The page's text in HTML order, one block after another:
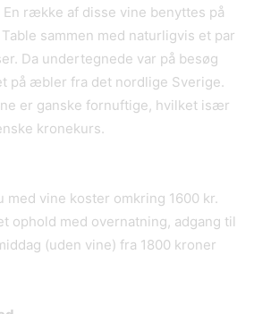
En række af disse vine benyttes på
sammen med naturligvis et par
Da undertegnede var på besøg
på æbler fra det nordlige Sverige.
er ganske fornuftige, hvilket især
kronekurs.
med vine koster omkring 1600 kr.
ophold med overnatning, adgang til
(uden vine) fra 1800 kroner